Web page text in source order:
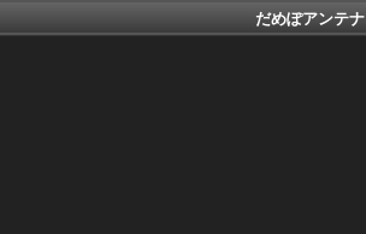
だめぽアンテナ